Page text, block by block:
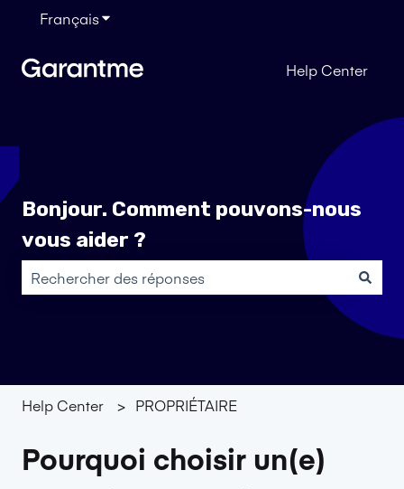
FrançaisAfficher le sous-menu pour les traductions
Help Center
Bonjour. Comment pouvons-nous
vous aider ?
Il n'y a aucune suggestion car le champ de recherche
Help Center PROPRIÉTAIRE
Pourquoi choisir un(e)